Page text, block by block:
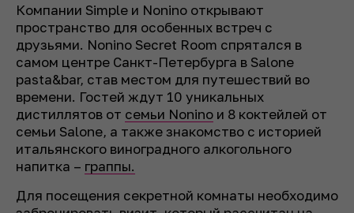
Компании Simple и Nonino открывают
пространство для особенных встреч с
друзьями. Nonino Secret Room спрятался в
самом центре Санкт-Петербурга в Salone
pasta&bar, став местом для путешествий во
времени. Гостей ждут 10 уникальных
дистиллятов от семьи Nonino и 8 коктейлей от
семьи Salone, а также знакомство с историей
итальянского виноградного алкогольного
напитка – граппы.
Для посещения секретной комнаты необходимо